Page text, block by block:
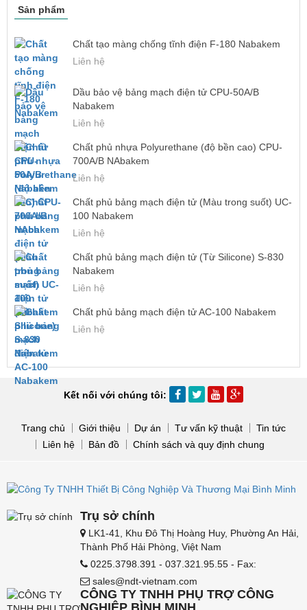
Sản phẩm
Chất tạo màng chống tĩnh điện F-180 Nabakem
Liên hệ
Dầu bảo vệ bảng mạch điện tử CPU-50A/B
Nabakem
Liên hệ
Chất phủ nhựa Polyurethane (độ bền cao) CPU-
700A/B NAbakem
Liên hệ
Chất phủ bảng mạch điện tử (Màu trong suốt) UC-
100 Nabakem
Liên hệ
Chất phủ bảng mạch điện tử (Từ Silicone) S-830
Nabakem
Liên hệ
Chất phủ bảng mạch điện tử AC-100 Nabakem
Liên hệ
Kết nối với chúng tôi:
Trang chủ Giới thiệu Dự án Tư vấn kỹ thuật
Tin tức
Liên hệ
Bản đồ Chính sách và quy định chung
Trụ sở chính
LK1-41, Khu Đô Thị Hoàng Huy, Phường An Hải,
Thành Phố Hải Phòng, Việt Nam
0225.3798.391 - 037.321.95.55 - Fax:
sales@ndt-vietnam.com
CÔNG TY TNHH PHỤ TRỢ CÔNG
NGHIỆP BÌNH MINH